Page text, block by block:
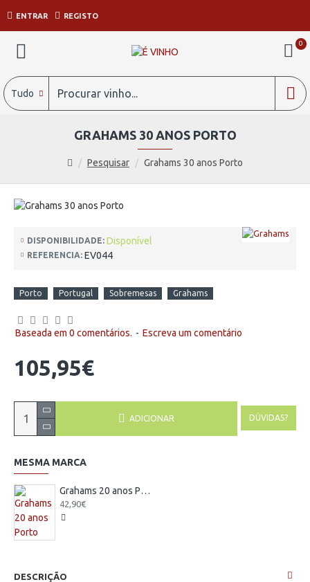
ENTRAR REGISTO
0
Tudo
Pesquisar Grahams 30 anos Porto
GRAHAMS 30 ANOS PORTO
DISPONIBILIDADE: Disponível
REFERENCIA: EV044
Porto Portugal Sobremesas Grahams
Baseada em 0 comentários. - Escreva um comentário
105,95€
ADICIONAR DÚVIDAS?
MESMA MARCA
Grahams 20 anos Porto
42,90€
DESCRIÇÃO